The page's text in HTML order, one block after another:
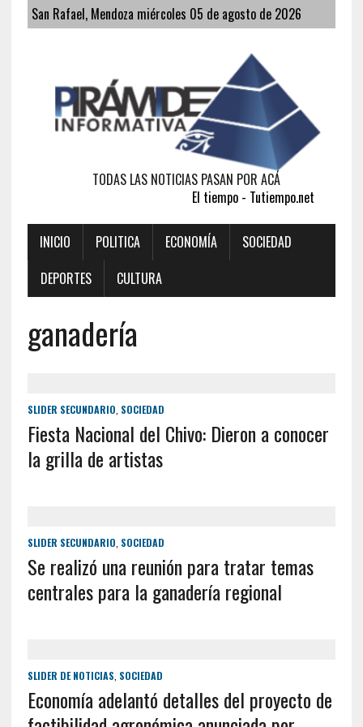
San Rafael, Mendoza miércoles 05 de agosto de 2026
TODAS LAS NOTICIAS PASAN POR ACÁ
El tiempo - Tutiempo.net
INICIO POLITICA ECONOMÍA
SOCIEDAD
DEPORTES
CULTURA
ganadería
SLIDER SECUNDARIO SOCIEDAD
Fiesta Nacional del Chivo: Dieron a conocer
la grilla de artistas
SLIDER SECUNDARIO SOCIEDAD
Se realizó una reunión para tratar temas
centrales para la ganadería regional
SLIDER DE NOTICIAS SOCIEDAD
Economía adelantó detalles del proyecto de